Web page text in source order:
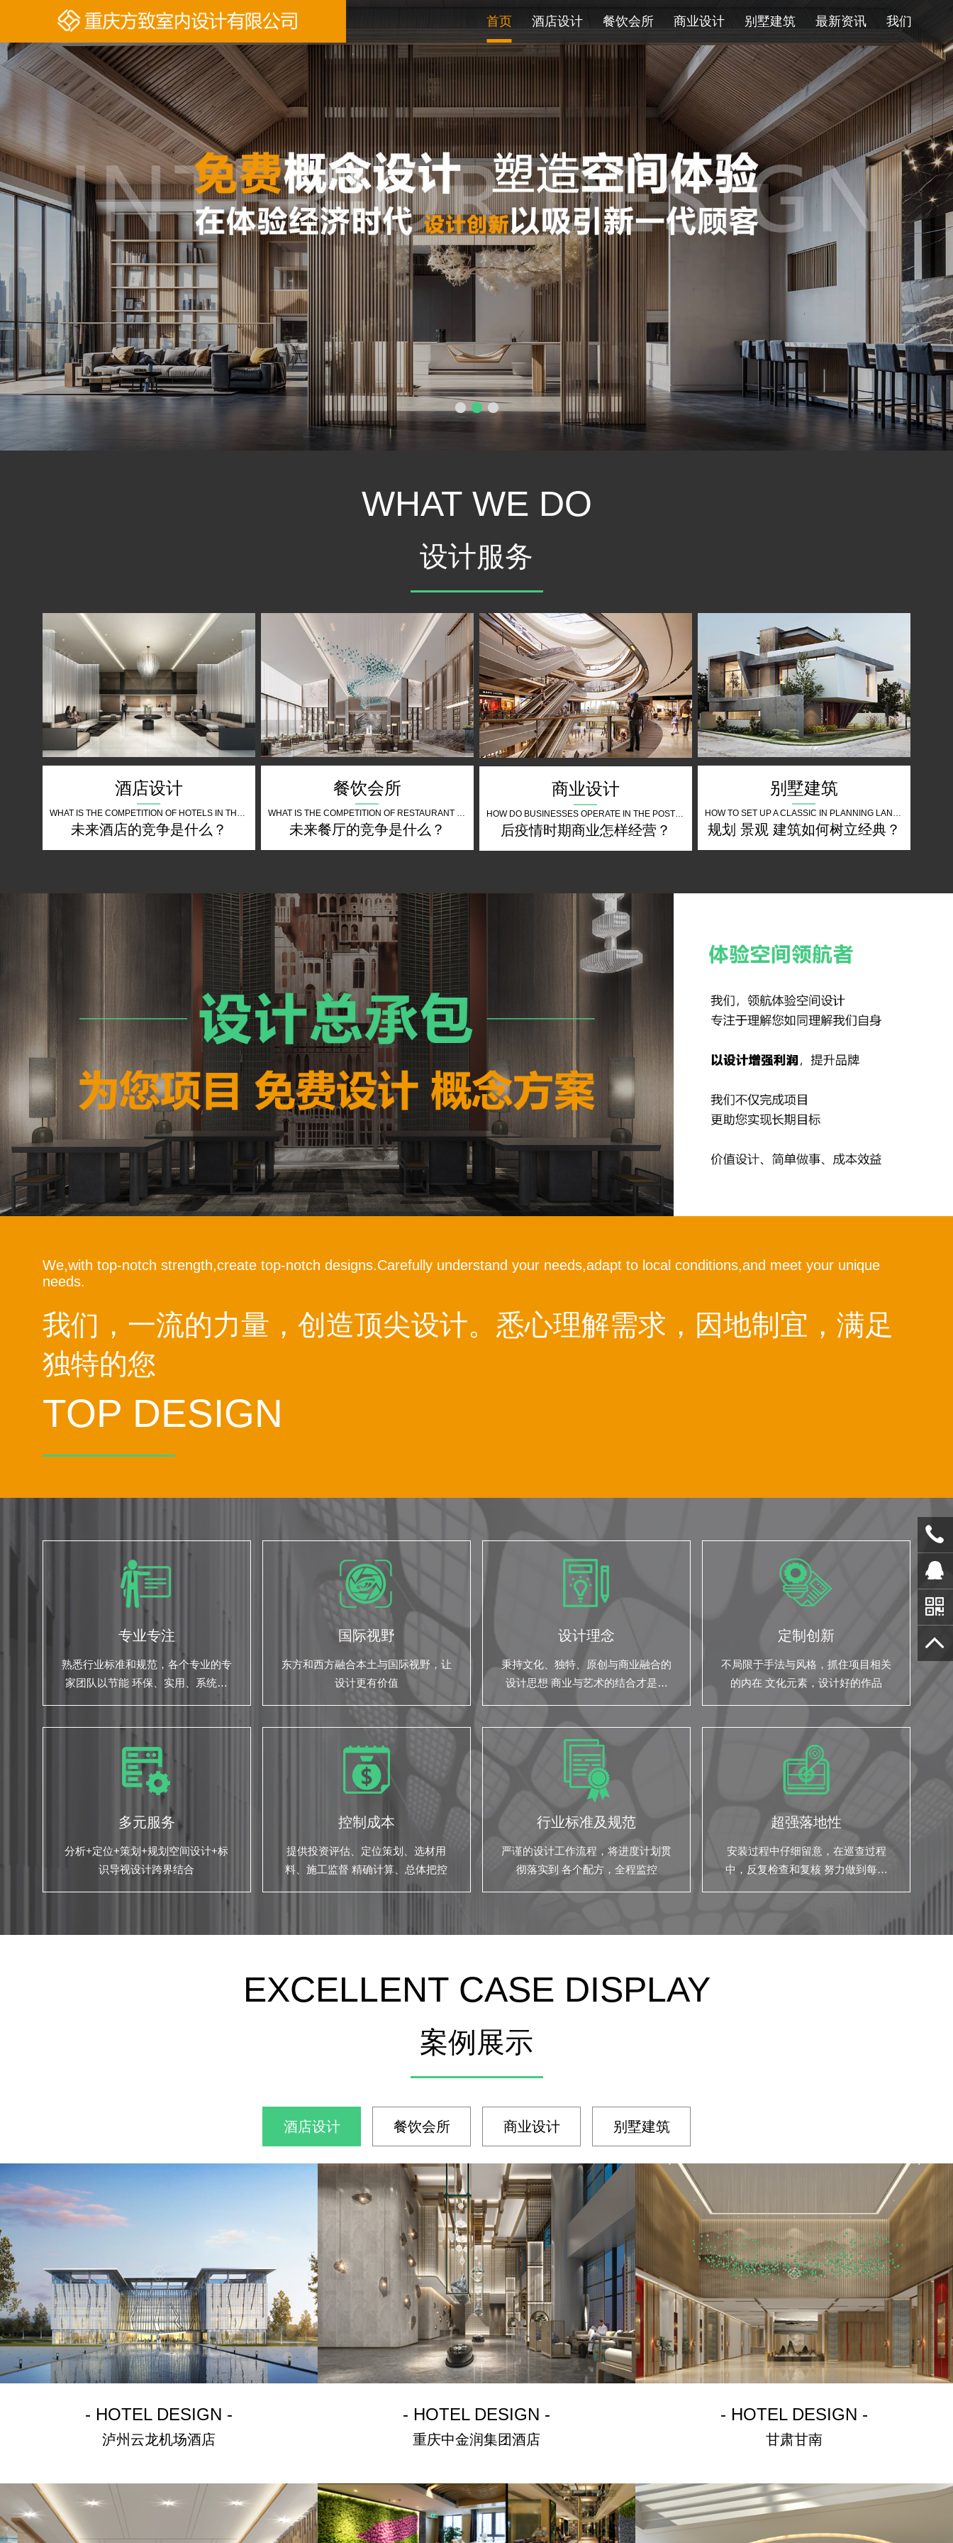
首页 酒店设计 餐饮会所 商业设计 别墅建筑 最新资讯 我们
WHAT WE DO
设计服务
酒店设计
WHAT IS THE COMPETITION OF HOTELS IN THE FUTURE
未来酒店的竞争是什么？
餐饮会所
WHAT IS THE COMPETITION OF RESTAURANT THE FUTURE
未来餐厅的竞争是什么？
商业设计
后疫情时期商业怎样经营？
别墅建筑
HOW TO SET UP A CLASSIC IN PLANNING LANDSCAPE ARCHITECTURE
规划 景观 建筑如何树立经典？
We,with top-notch strength,create top-notch designs.Carefully understand your needs,adapt to local conditions,and meet your unique
needs.
我们，一流的力量，创造顶尖设计。悉心理解需求，因地制宜，满足
独特的您
TOP DESIGN
专业专注
熟悉行业标准和规范，各个专业的专
家团队以节能 环保、实用、系统性
国际视野
东方和西方融合本土与国际视野，让
设计更有价值
设计理念
秉持文化、独特、原创与商业融合的
设计思想 商业与艺术的结合才是我
定制创新
不局限于手法与风格，抓住项目相关
的内在 文化元素，设计好的作品
多元服务
分析+定位+策划+规划空间设计+标
识导视设计跨界结合
控制成本
提供投资评估、定位策划、选材用
料、施工监督 精确计算、总体把控
行业标准及规范
严谨的设计工作流程，将进度计划贯
彻落实到 各个配方，全程监控
超强落地性
安装过程中仔细留意，在巡查过程
中，反复检查和复核 努力做到每一
EXCELLENT CASE DISPLAY
案例展示
酒店设计 餐饮会所 商业设计 别墅建筑
- HOTEL DESIGN -
泸州云龙机场酒店
- HOTEL DESIGN -
重庆中金润集团酒店
- HOTEL DESIGN -
甘肃甘南